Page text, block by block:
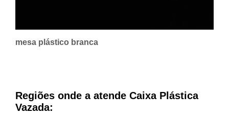
mesa plástico branca
Regiões onde a atende Caixa Plástica
Vazada: